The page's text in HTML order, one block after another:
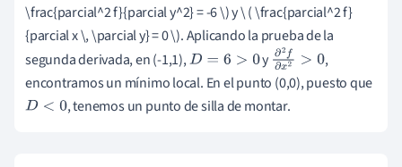
\frac{parcial^2 f}{parcial y^2} = -6 \) y \ ( \frac{parcial^2 f}
{parcial x \, \parcial y} = 0 \). Aplicando la prueba de la
segunda derivada, en (-1,1),D= 6> 0 y ∂2f∂ x2> 0,
encontramos un mínimo local. En el punto (0,0), puesto que
D< 0 , tenemos un punto de silla de montar.